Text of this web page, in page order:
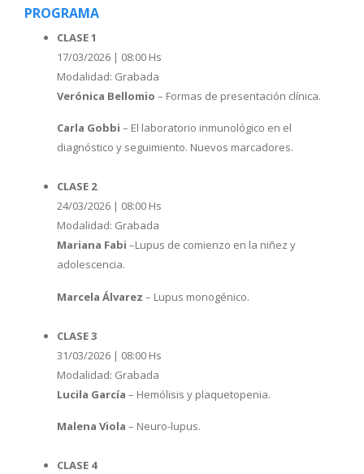
PROGRAMA
CLASE 1
17/03/2026 | 08:00 Hs
Modalidad: Grabada
Verónica Bellomio – Formas de presentación clínica.
Carla Gobbi – El laboratorio inmunológico en el
diagnóstico y seguimiento. Nuevos marcadores.
CLASE 2
24/03/2026 | 08:00 Hs
Modalidad: Grabada
Mariana Fabi –Lupus de comienzo en la niñez y
adolescencia.
Marcela Álvarez – Lupus monogénico.
CLASE 3
31/03/2026 | 08:00 Hs
Modalidad: Grabada
Lucila García – Hemólisis y plaquetopenia.
Malena Viola – Neuro-lupus.
CLASE 4